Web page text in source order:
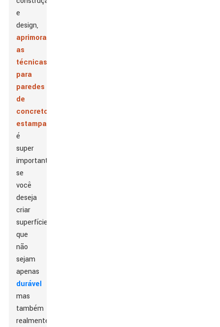
e
design,
aprimorando
as
técnicas
para
paredes
de
concreto
estampado
é
super
importante
se
você
deseja
criar
superfícies
que
não
sejam
apenas
durável
mas
também
realmente